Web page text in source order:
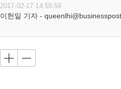
2017-02-17 14:55:59
이헌일 기자 -